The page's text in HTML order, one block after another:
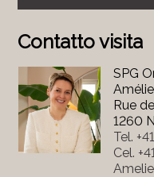
Contatto visita
SPG
Rue
1260
Tel.
Cel.